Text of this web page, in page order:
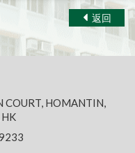
返回
COURT, HOMANTIN,